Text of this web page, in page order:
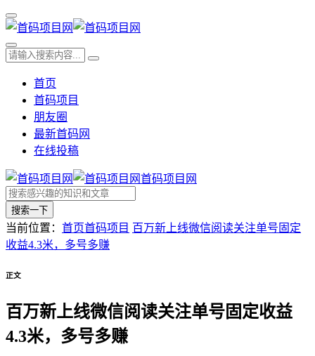
首页
首码项目
朋友圈
最新首码网
在线投稿
首码项目网
搜索一下
当前位置： 首页首码项目 百万新上线微信阅读关注单号固定
收益4.3米，多号多赚
正文
百万新上线微信阅读关注单号固定收益
4.3米，多号多赚